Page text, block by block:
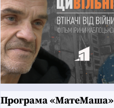
Програма «МатеМаша»